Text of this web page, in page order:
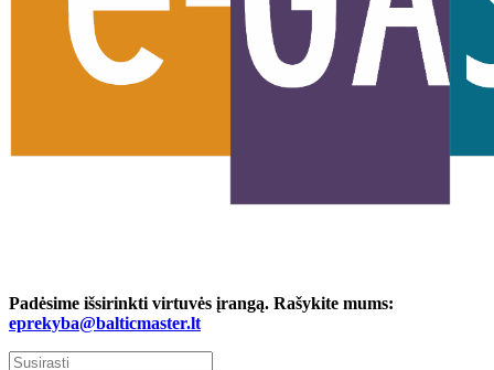
Padėsime išsirinkti virtuvės įrangą. Rašykite mums:
eprekyba@balticmaster.lt